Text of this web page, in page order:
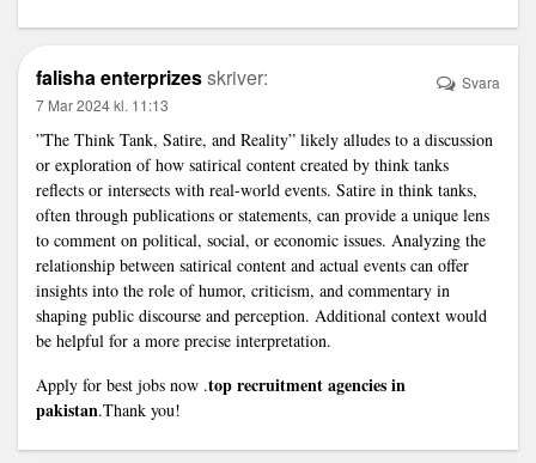
falisha enterprizesskriver:
7 Mar 2024 kl. 11:13
”The Think Tank, Satire, and Reality” likely alludes to a discussion
or exploration of how satirical content created by think tanks
reflects or intersects with real-world events. Satire in think tanks,
often through publications or statements, can provide a unique lens
to comment on political, social, or economic issues. Analyzing the
relationship between satirical content and actual events can offer
insights into the role of humor, criticism, and commentary in
shaping public discourse and perception. Additional context would
be helpful for a more precise interpretation.
Apply for best jobs now .top recruitment agencies in
pakistan.Thank you!
Svara